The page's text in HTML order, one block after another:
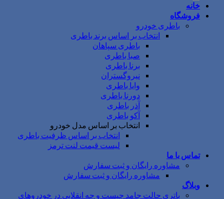
خانه
فروشگاه
باطری خودرو
انتخاب بر اساس برند باطری
باطری سپاهان
صبا باطری
برنا باطری
نیروگستران
وایا باطری
دورنا باطری
آذر باطری
آکو باطری
انتخاب بر اساس مدل خودرو
انتخاب بر اساس ظرفیت باطری
لیست قیمت لنت ترمز
تماس با ما
مشاوره رایگان و ثبت سفارش
مشاوره رایگان و ثبت سفارش
وبلاگ
باتری حالت جامد چیست و چه انقلابی در خودروهای